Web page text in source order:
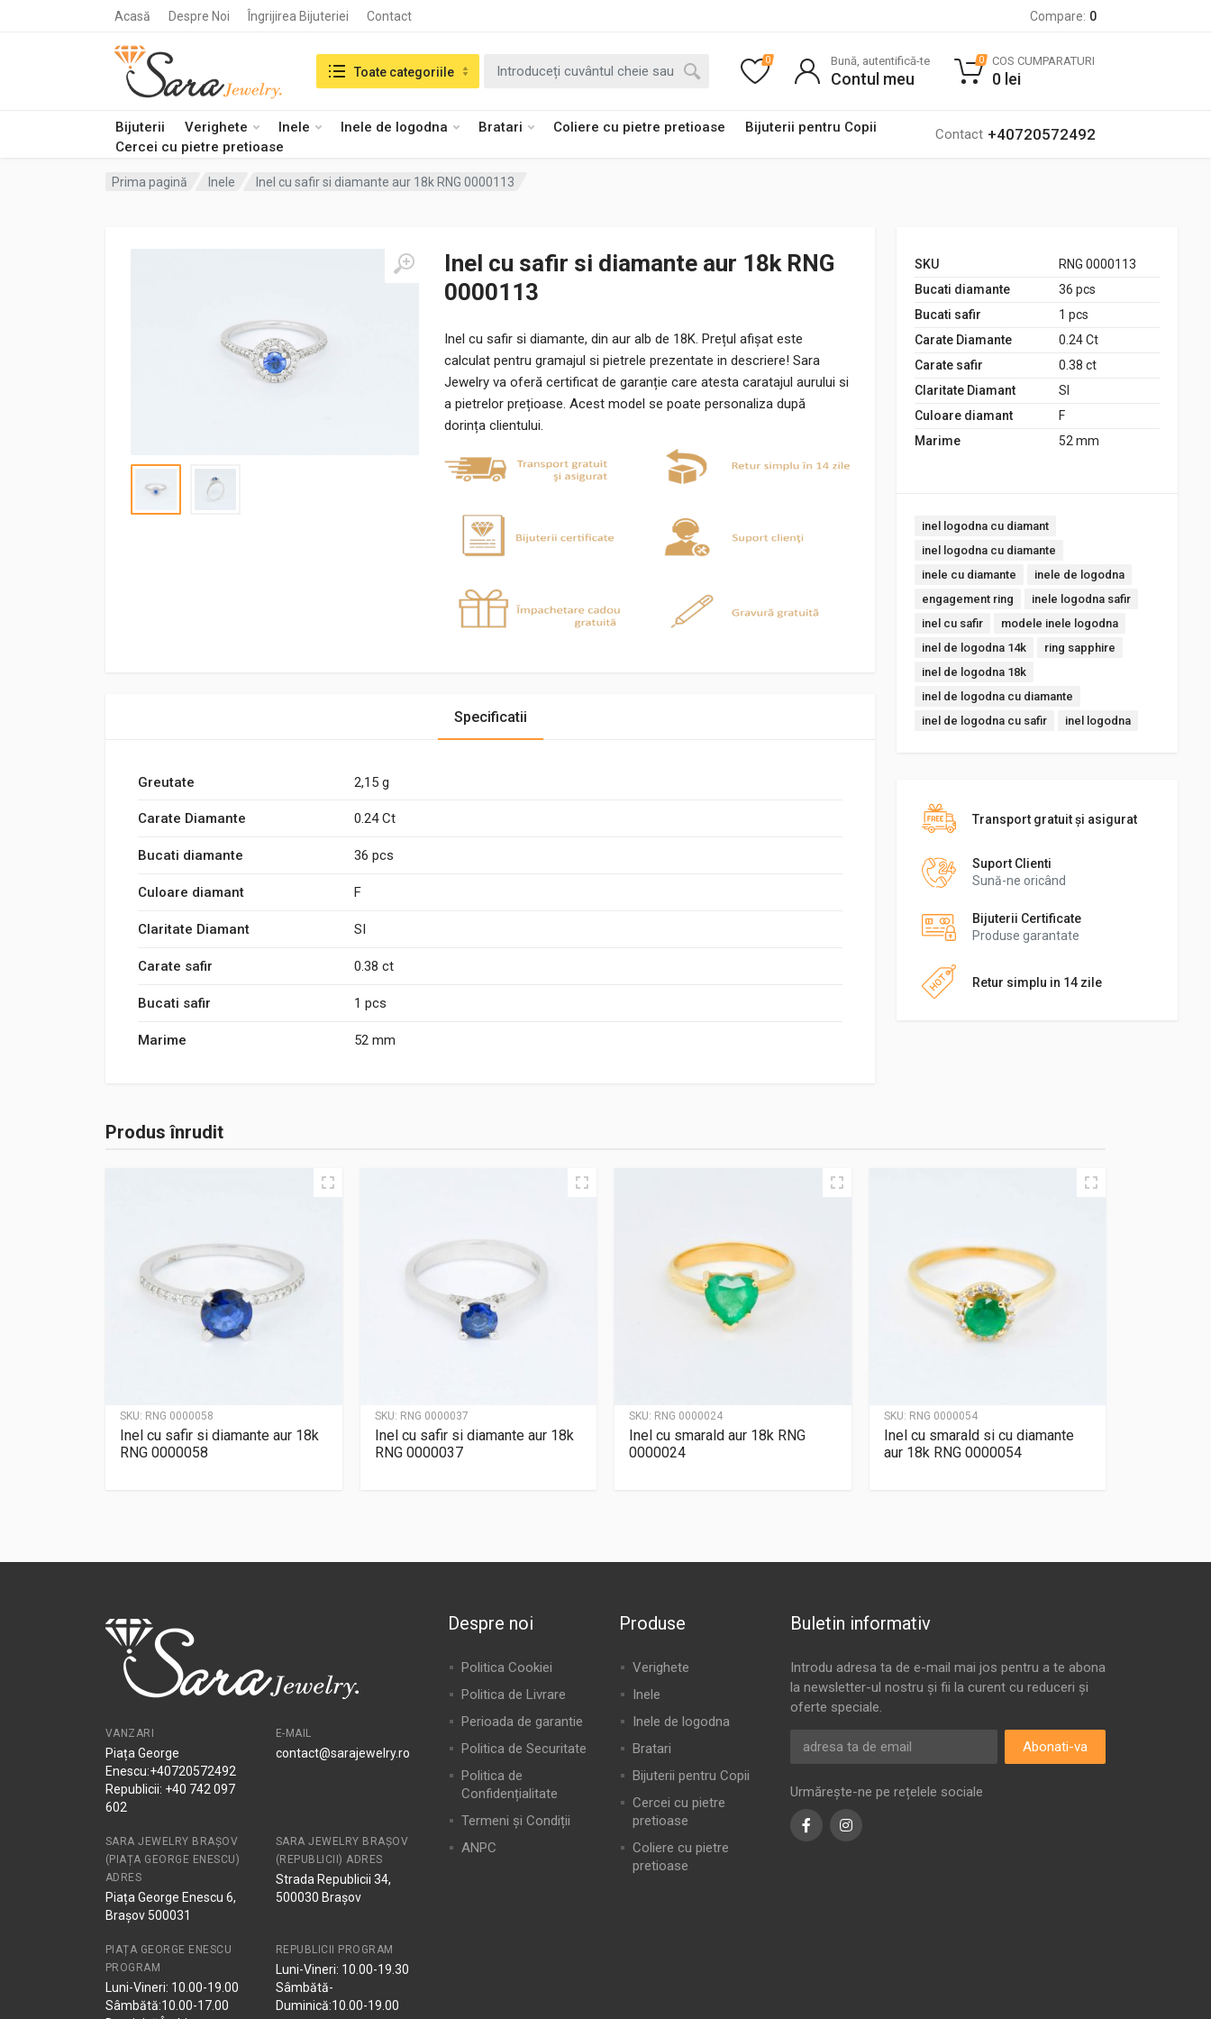
Acasă Despre Noi Îngrijirea Bijuteriei Contact Compare: 0
Bijuterii Verighete Inele Inele de logodna Bratari Coliere cu pietre pretioase
Bijuterii pentru Copii
Cercei cu pietre pretioase
Contact +40720572492
Search in:Toate categoriile
0 Bună, autentifică-te
Contul meu
0 COS CUMPARATURI
0 lei
Prima pagină Inele Inel cu safir si diamante aur 18k RNG 0000113
Inel cu safir si diamante aur 18k RNG
0000113
Inel cu safir si diamante, din aur alb de 18K. Prețul afișat este
calculat pentru gramajul si pietrele prezentate in descriere! Sara
Jewelry va oferă certificat de garanție care atesta caratajul aurului si
a pietrelor prețioase. Acest model se poate personaliza după
dorința clientului.
SKU
RNG 0000113
Bucati diamante
36 pcs
Bucati safir
1 pcs
Carate Diamante
0.24 Ct
Carate safir
0.38 ct
Claritate Diamant
SI
Culoare diamant
F
Marime
52 mm
Tags:
inel logodna cu diamant
inel logodna cu diamante
inele cu diamante
inele de logodna
engagement ring
inele logodna safir
inel cu safir
modele inele logodna
inel de logodna 14k
ring sapphire
inel de logodna 18k
inel de logodna cu diamante
inel de logodna cu safir
inel logodna
Transport gratuit şi asigurat
Suport Clienti
Sună-ne oricând
Bijuterii Certificate
Produse garantate
Retur simplu in 14 zile
Specificatii
Greutate 2,15 g
Carate Diamante 0.24 Ct
Bucati diamante 36 pcs
Culoare diamant F
Claritate Diamant SI
Carate safir 0.38 ct
Bucati safir 1 pcs
Marime 52 mm
Produs înrudit
SKU: RNG 0000058
Inel cu safir si diamante aur 18k
RNG 0000058
SKU: RNG 0000037
Inel cu safir si diamante aur 18k
RNG 0000037
SKU: RNG 0000024
Inel cu smarald aur 18k RNG
0000024
SKU: RNG 0000054
Inel cu smarald si cu diamante
aur 18k RNG 0000054
VANZARI
Piața George
Enescu:+40720572492
Republicii: +40 742 097
602
E-MAIL
contact@sarajewelry.ro
SARA JEWELRY BRAȘOV
(PIAȚA GEORGE ENESCU)
ADRES
Piața George Enescu 6,
Brașov 500031
SARA JEWELRY BRAȘOV
(REPUBLICII) ADRES
Strada Republicii 34,
500030 Brașov
PIAȚA GEORGE ENESCU
PROGRAM
Luni-Vineri: 10.00-19.00
Sâmbătă:10.00-17.00
REPUBLICII PROGRAM
Luni-Vineri: 10.00-19.30
Sâmbătă-
Duminică:10.00-19.00
Despre noi
Politica Cookiei
Politica de Livrare
Perioada de garantie
Politica de Securitate
Politica de
Confidențialitate
Termeni și Condiții
ANPC
Produse
Verighete
Inele
Inele de logodna
Bratari
Bijuterii pentru Copii
Cercei cu pietre
pretioase
Coliere cu pietre
pretioase
Buletin informativ
Introdu adresa ta de e-mail mai jos pentru a te abona
la newsletter-ul nostru și fii la curent cu reduceri și
oferte speciale.
Abonati-va
Urmărește-ne pe rețelele sociale
FacebookInstagram